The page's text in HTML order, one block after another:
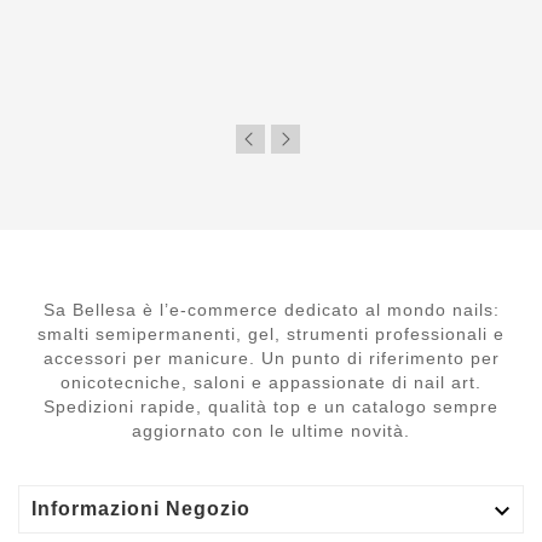
Sa Bellesa è l’e-commerce dedicato al mondo nails:
smalti semipermanenti, gel, strumenti professionali e
accessori per manicure. Un punto di riferimento per
onicotecniche, saloni e appassionate di nail art.
Spedizioni rapide, qualità top e un catalogo sempre
aggiornato con le ultime novità.
Informazioni Negozio 